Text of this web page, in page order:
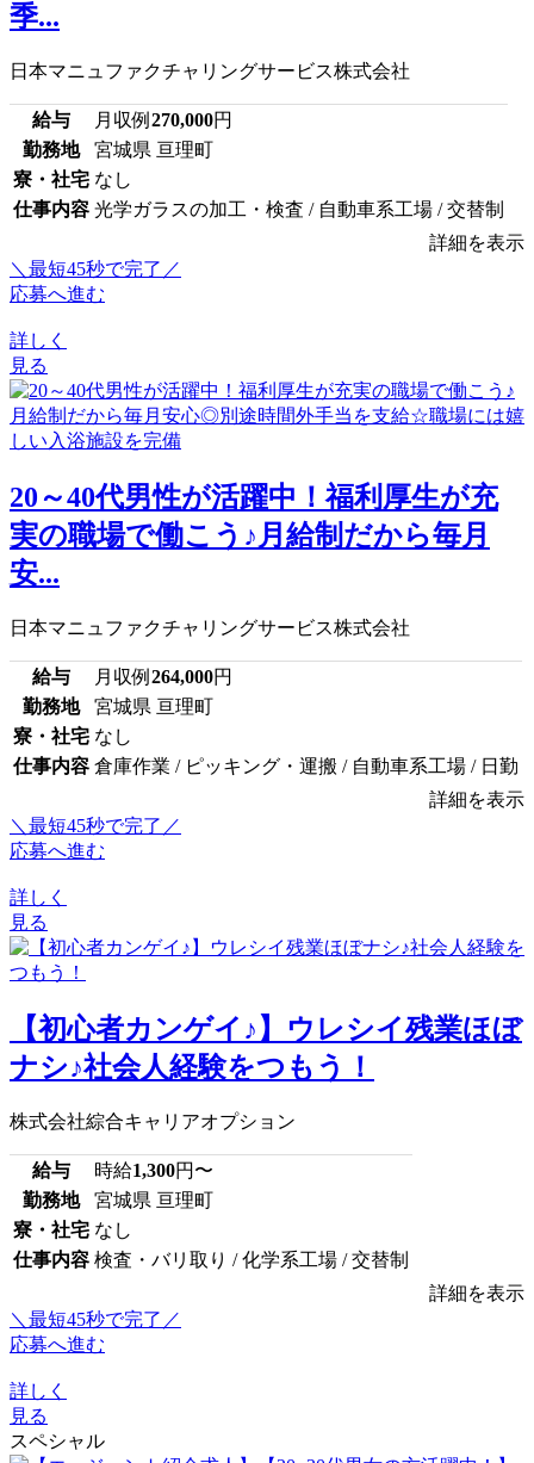
季...
日本マニュファクチャリングサービス株式会社
給与 月収例 270,000円
勤務地
宮城県 亘理町
寮・社宅 なし
仕事内容 光学ガラスの加工・検査 / 自動車系工場 / 交替制
詳細を表示
＼最短45秒で完了／
応募へ進む
詳しく
見る
20～40代男性が活躍中！福利厚生が充
実の職場で働こう♪月給制だから毎月
安...
日本マニュファクチャリングサービス株式会社
給与 月収例 264,000円
勤務地
宮城県 亘理町
寮・社宅 なし
仕事内容 倉庫作業 / ピッキング・運搬 / 自動車系工場 / 日勤
詳細を表示
＼最短45秒で完了／
応募へ進む
詳しく
見る
【初心者カンゲイ♪】ウレシイ残業ほぼ
ナシ♪社会人経験をつもう！
株式会社綜合キャリアオプション
給与 時給1,300円〜
勤務地
宮城県 亘理町
寮・社宅 なし
仕事内容 検査・バリ取り / 化学系工場 / 交替制
詳細を表示
＼最短45秒で完了／
応募へ進む
詳しく
見る
スペシャル